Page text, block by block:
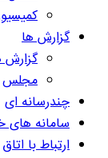
گزارش ها
گزارش
مجلس
چندرسانه ای
سامانه های
ارتباط با اتاق